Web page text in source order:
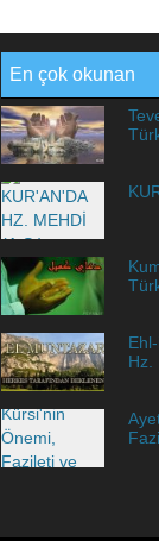
En çok okunan
Hz.